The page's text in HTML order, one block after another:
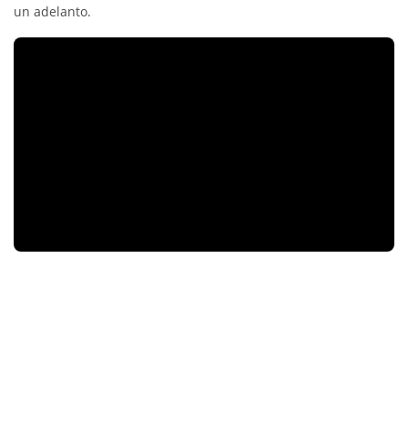
un adelanto.